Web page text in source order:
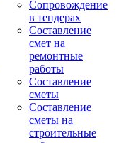
Сопровождение
в тендерах
Составление
смет на
ремонтные
работы
Составление
сметы
Составление
сметы на
строительные